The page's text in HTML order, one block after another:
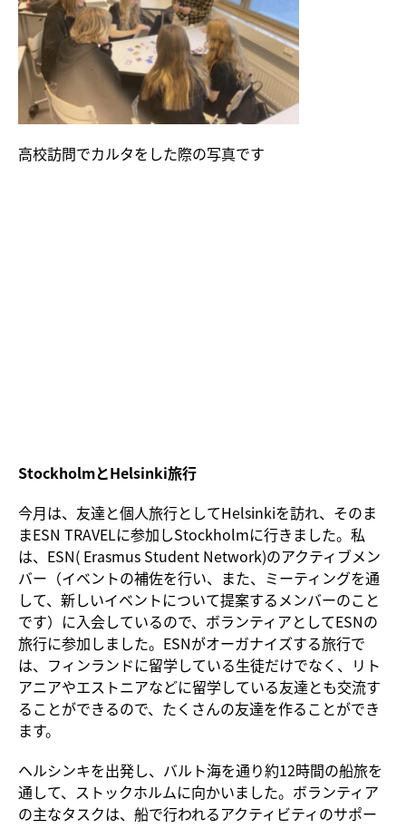
高校訪問でカルタをした際の写真です
StockholmとHelsinki旅行
今月は、友達と個人旅行としてHelsinkiを訪れ、そのま
まESN TRAVELに参加しStockholmに行きました。私
は、ESN( Erasmus Student Network)のアクティブメン
バー（イベントの補佐を行い、また、ミーティングを通
して、新しいイベントについて提案するメンバーのこと
です）に入会しているので、ボランティアとしてESNの
旅行に参加しました。ESNがオーガナイズする旅行で
は、フィンランドに留学している生徒だけでなく、リト
アニアやエストニアなどに留学している友達とも交流す
ることができるので、たくさんの友達を作ることができ
ます。
ヘルシンキを出発し、バルト海を通り約12時間の船旅を
通して、ストックホルムに向かいました。ボランティア
の主なタスクは、船で行われるアクティビティのサポー